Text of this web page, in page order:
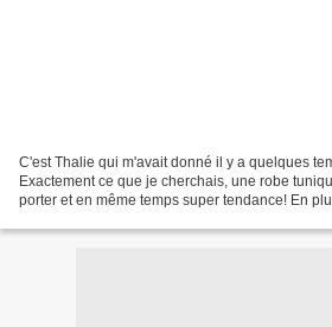
C'est Thalie qui m'avait donné il y a quelques
Exactement ce que je cherchais, une robe
porter et en même temps super tendance! En